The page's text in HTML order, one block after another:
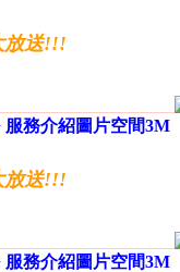
放送!!!
服務介紹圖片空間3M
放送!!!
服務介紹圖片空間3M